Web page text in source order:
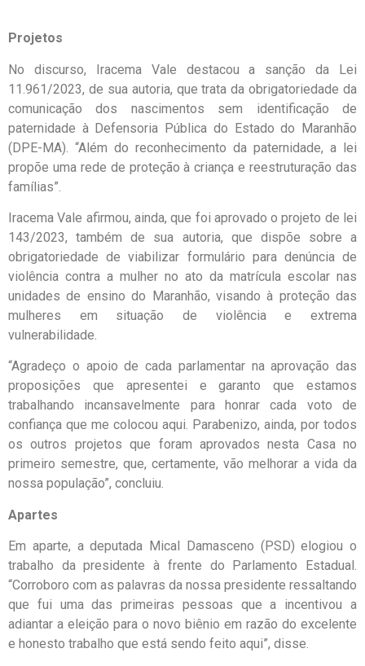
Projetos
No discurso, Iracema Vale destacou a sanção da Lei
11.961/2023, de sua autoria, que trata da obrigatoriedade da
comunicação dos nascimentos sem identificação de
paternidade à Defensoria Pública do Estado do Maranhão
(DPE-MA). “Além do reconhecimento da paternidade, a lei
propõe uma rede de proteção à criança e reestruturação das
famílias”.
Iracema Vale afirmou, ainda, que foi aprovado o projeto de lei
143/2023, também de sua autoria, que dispõe sobre a
obrigatoriedade de viabilizar formulário para denúncia de
violência contra a mulher no ato da matrícula escolar nas
unidades de ensino do Maranhão, visando à proteção das
mulheres em situação de violência e extrema
vulnerabilidade.
“Agradeço o apoio de cada parlamentar na aprovação das
proposições que apresentei e garanto que estamos
trabalhando incansavelmente para honrar cada voto de
confiança que me colocou aqui. Parabenizo, ainda, por todos
os outros projetos que foram aprovados nesta Casa no
primeiro semestre, que, certamente, vão melhorar a vida da
nossa população”, concluiu.
Apartes
Em aparte, a deputada Mical Damasceno (PSD) elogiou o
trabalho da presidente à frente do Parlamento Estadual.
“Corroboro com as palavras da nossa presidente ressaltando
que fui uma das primeiras pessoas que a incentivou a
adiantar a eleição para o novo biênio em razão do excelente
e honesto trabalho que está sendo feito aqui”, disse.